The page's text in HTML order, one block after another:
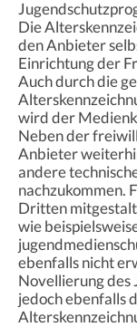
Die
den Anbieter
Einrichtung der
Auch durch die
wird der
Neben der
Anbieter
andere
nachzukommen.
Dritten
wie
ebenfalls nicht
Novellierung des
jedoch ebenfalls